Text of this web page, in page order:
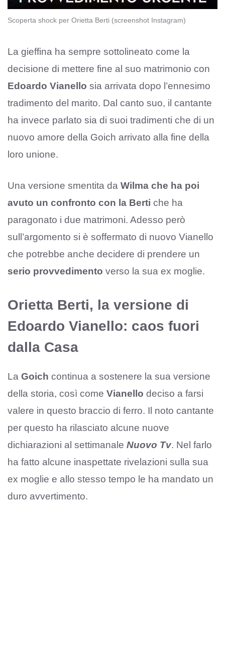
Scoperta shock per Orietta Berti (screenshot Instagram)
La gieffina ha sempre sottolineato come la
decisione di mettere fine al suo matrimonio con
Edoardo Vianello sia arrivata dopo l’ennesimo
tradimento del marito. Dal canto suo, il cantante
ha invece parlato sia di suoi tradimenti che di un
nuovo amore della Goich arrivato alla fine della
loro unione.
Una versione smentita da Wilma che ha poi
avuto un confronto con la Berti che ha
paragonato i due matrimoni. Adesso però
sull’argomento si è soffermato di nuovo Vianello
che potrebbe anche decidere di prendere un
serio provvedimento verso la sua ex moglie.
Orietta Berti, la versione di
Edoardo Vianello: caos fuori
dalla Casa
La Goich continua a sostenere la sua versione
della storia, così come Vianello deciso a farsi
valere in questo braccio di ferro. Il noto cantante
per questo ha rilasciato alcune nuove
dichiarazioni al settimanale Nuovo Tv. Nel farlo
ha fatto alcune inaspettate rivelazioni sulla sua
ex moglie e allo stesso tempo le ha mandato un
duro avvertimento.